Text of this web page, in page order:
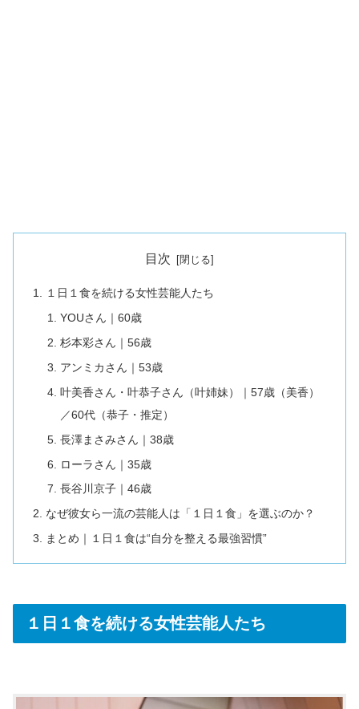
目次
１日１食を続ける女性芸能人たち
YOUさん｜60歳
杉本彩さん｜56歳
アンミカさん｜53歳
叶美香さん・叶恭子さん（叶姉妹）｜57歳（美香）
／60代（恭子・推定）
長澤まさみさん｜38歳
ローラさん｜35歳
長谷川京子｜46歳
なぜ彼女ら一流の芸能人は「１日１食」を選ぶのか？
まとめ｜１日１食は“自分を整える最強習慣”
１日１食を続ける女性芸能人たち